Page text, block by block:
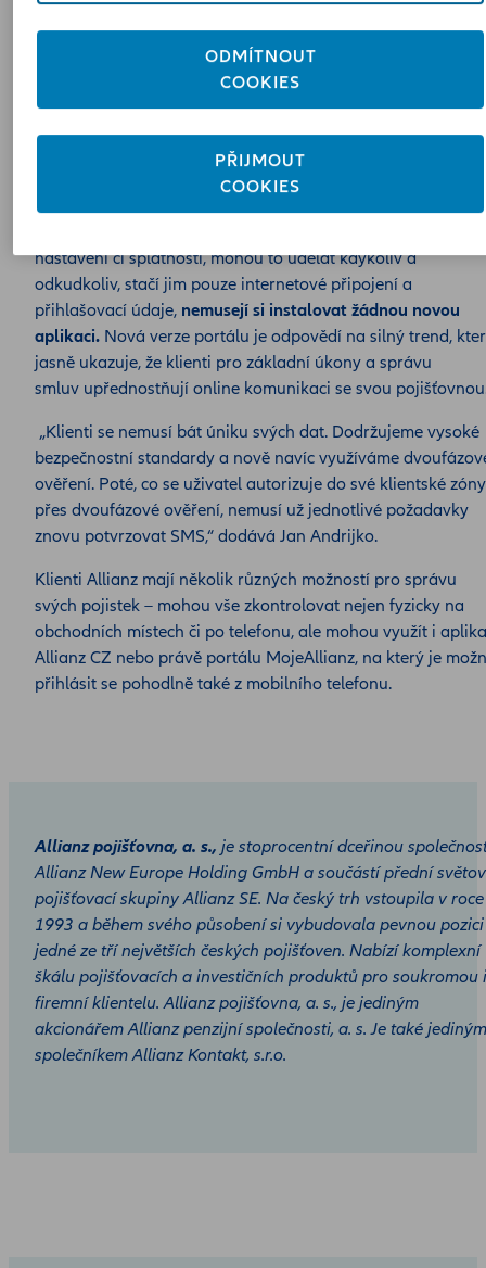
ruce. Do klientské zóny MojeAllianz jsme přidali nové
možnosti na základě podnětů od samotných
uživatelů. Zákazníci se tak například mohou podívat na
přehled uhrazených plateb nebo zaplatit přes mobilní
zařízení. Reagujeme také na to, že čeští klienti využívají, ve
srovnání s ostatními zeměmi, služby Apple Pay a
Google Pay nadprůměrně,“ říká ředitel Market
Allianz pojišťovny Jan Andrijko.
nastavení či splatnosti, mohou to udělat kdykoliv a
odkudkoliv, stačí jim pouze internetové připojení a
přihlašovací údaje, nemusejí si instalovat žádnou novou
aplikaci. Nová verze portálu je odpovědí na silný trend,
jasně ukazuje, že klienti pro základní úkony a správu
smluv upřednostňují online komunikaci se svou
„Klienti se nemusí bát úniku svých dat. Dodržujeme vysoké
bezpečnostní standardy a nově navíc využíváme
ověření. Poté, co se uživatel autorizuje do své klientské zóny
přes dvoufázové ověření, nemusí už jednotlivé požadavky
znovu potvrzovat SMS,“ dodává Jan Andrijko.
Klienti Allianz mají několik různých možností pro správu
svých pojistek – mohou vše zkontrolovat nejen fyzicky na
obchodních místech či po telefonu, ale mohou využít i
Allianz CZ nebo právě portálu MojeAllianz, na který je
přihlásit se pohodlně také z mobilního telefonu.
Allianz pojišťovna, a. s., je stoprocentní dceřinou
Allianz New Europe Holding GmbH a součástí přední
pojišťovací skupiny Allianz SE. Na český trh vstoupila v roce
1993 a během svého působení si vybudovala pevnou pozici
jedné ze tří největších českých pojišťoven. Nabízí komplexní
škálu pojišťovacích a investičních produktů pro soukromou i
firemní klientelu. Allianz pojišťovna, a. s., je jediným
akcionářem Allianz penzijní společnosti, a. s. Je také jediným
společníkem Allianz Kontakt, s.r.o.
ODMÍTNOUT
COOKIES
PŘIJMOUT
COOKIES